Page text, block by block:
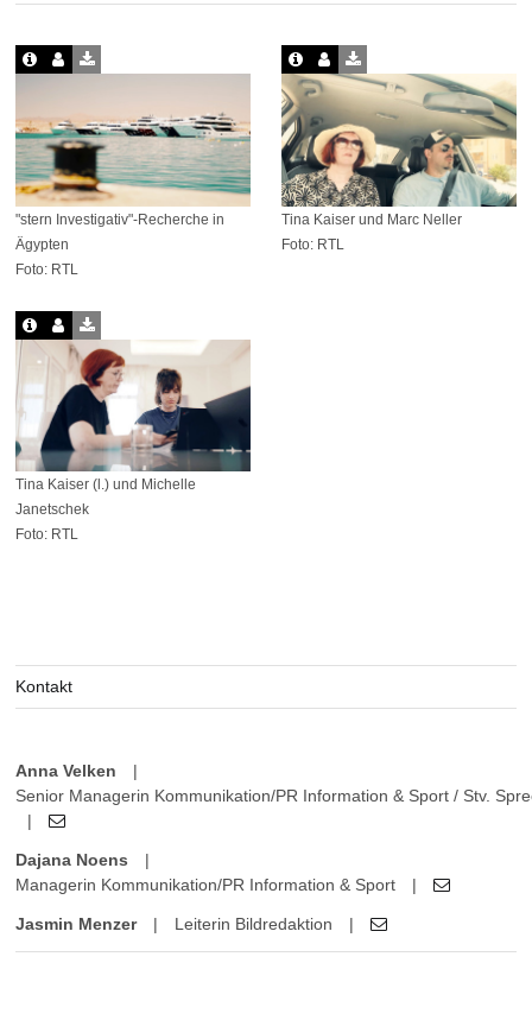
"stern Investigativ"-Recherche in
Ägypten
Foto: RTL
Tina Kaiser und Marc Neller
Foto: RTL
Tina Kaiser (l.) und Michelle
Janetschek
Foto: RTL
Kontakt
Anna Velken
|
Senior Managerin Kommunikation/PR Information & Sport / Stv.
|
Dajana Noens
|
Managerin Kommunikation/PR Information & Sport
|
Jasmin Menzer | Leiterin Bildredaktion |